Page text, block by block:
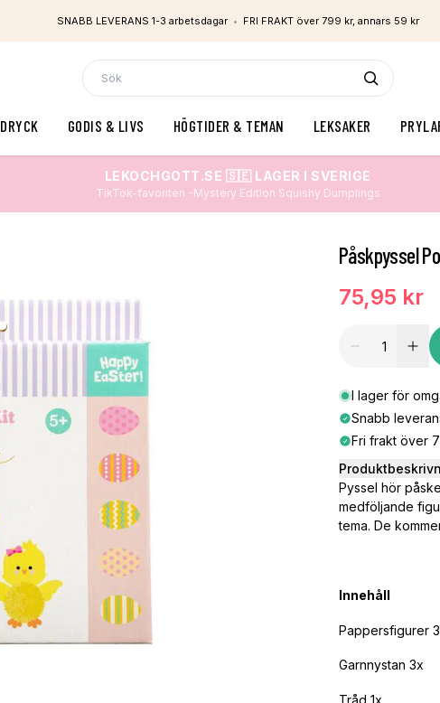
SNABB LEVERANS 1-3 arbetsdagar • FRI FRAKT över 799 kr, annars 59 kr
DRYCK GODIS & LIVS HÖGTIDER & TEMAN LEKSAKER
LEKOCHGOTT.SE 🇸🇪 LAGER I SVERIGE
TikTok-favoriten -Mystery Edition Squishy Dumplings
Påskpyssel
75,95 kr
I lager för
Snabb
Fri frakt över
Pyssel hör
medföljande
tema. De
Innehåll
Pappersfigurer
Garnnystan 3x
Tråd 1x